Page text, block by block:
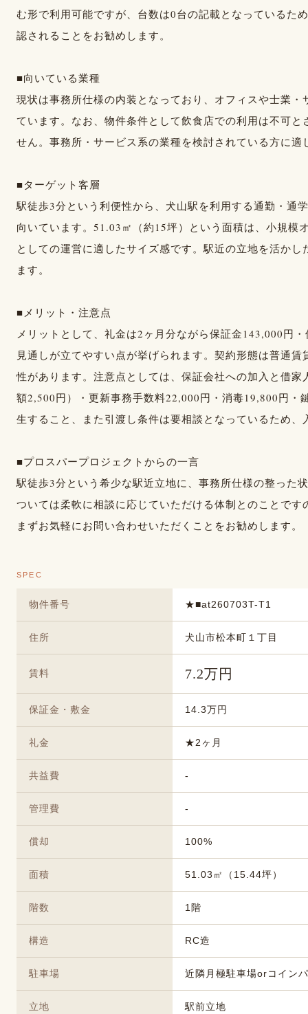
む形で利用可能ですが、台数は0台の記載となっているた
認されることをお勧めします。
■向いている業種
現状は事務所仕様の内装となっており、オフィスや士業
ています。なお、物件条件として飲食店での利用は不可
せん。事務所・サービス系の業種を検討されている方に適
■ターゲット客層
駅徒歩3分という利便性から、犬山駅を利用する通勤・通
向いています。51.03㎡（約15坪）という面積は、小規模
としての運営に適したサイズ感です。駅近の立地を活か
ます。
■メリット・注意点
メリットとして、礼金は2ヶ月分ながら保証金143,000円
見通しが立てやすい点が挙げられます。契約形態は普通
性があります。注意点としては、保証会社への加入と借
額2,500円）・更新事務手数料22,000円・消毒19,800円
生すること、また引渡し条件は要相談となっているため
■プロスパープロジェクトからの一言
駅徒歩3分という希少な駅近立地に、事務所仕様の整った
ついては柔軟に相談に応じていただける体制とのことで
まずお気軽にお問い合わせいただくことをお勧めします。
SPEC
物件番号 ★■at260703T-T1
住所 犬山市松本町１丁目
賃料 7.2万円
保証金・敷金 14.3万円
礼金 ★2ヶ月
共益費 -
管理費 -
償却 100%
面積 51.03㎡（15.44坪）
階数 1階
構造 RC造
駐車場 近隣月極駐車場orコイン
立地 駅前立地